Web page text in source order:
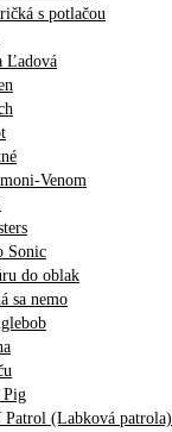
s potlačou
Ľadová
Venom
Sonic
do oblak
sa nemo
Pig
Patrol (Labková patrola)